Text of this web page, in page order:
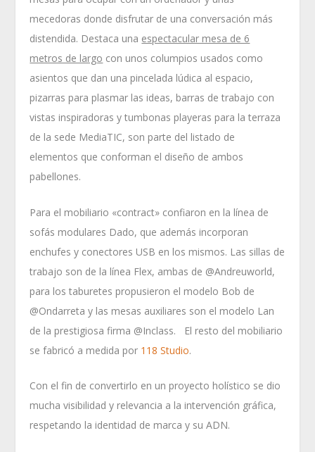
mecedoras donde disfrutar de una conversación más
distendida. Destaca una espectacular mesa de 6
metros de largo con unos columpios usados como
asientos que dan una pincelada lúdica al espacio,
pizarras para plasmar las ideas, barras de trabajo con
vistas inspiradoras y tumbonas playeras para la terraza
de la sede MediaTIC, son parte del listado de
elementos que conforman el diseño de ambos
pabellones.
Para el mobiliario «contract» confiaron en la línea de
sofás modulares Dado, que además incorporan
enchufes y conectores USB en los mismos. Las sillas de
trabajo son de la línea Flex, ambas de @Andreuworld,
para los taburetes propusieron el modelo Bob de
@Ondarreta y las mesas auxiliares son el modelo Lan
de la prestigiosa firma @Inclass. El resto del mobiliario
se fabricó a medida por 118 Studio.
Con el fin de convertirlo en un proyecto holístico se dio
mucha visibilidad y relevancia a la intervención gráfica,
respetando la identidad de marca y su ADN.